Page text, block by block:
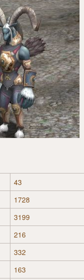
43
1728
3199
216
332
163